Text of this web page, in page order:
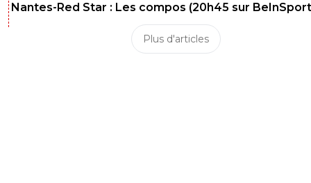
Nantes-Red Star : Les compos (20h45 sur
Plus d'articles